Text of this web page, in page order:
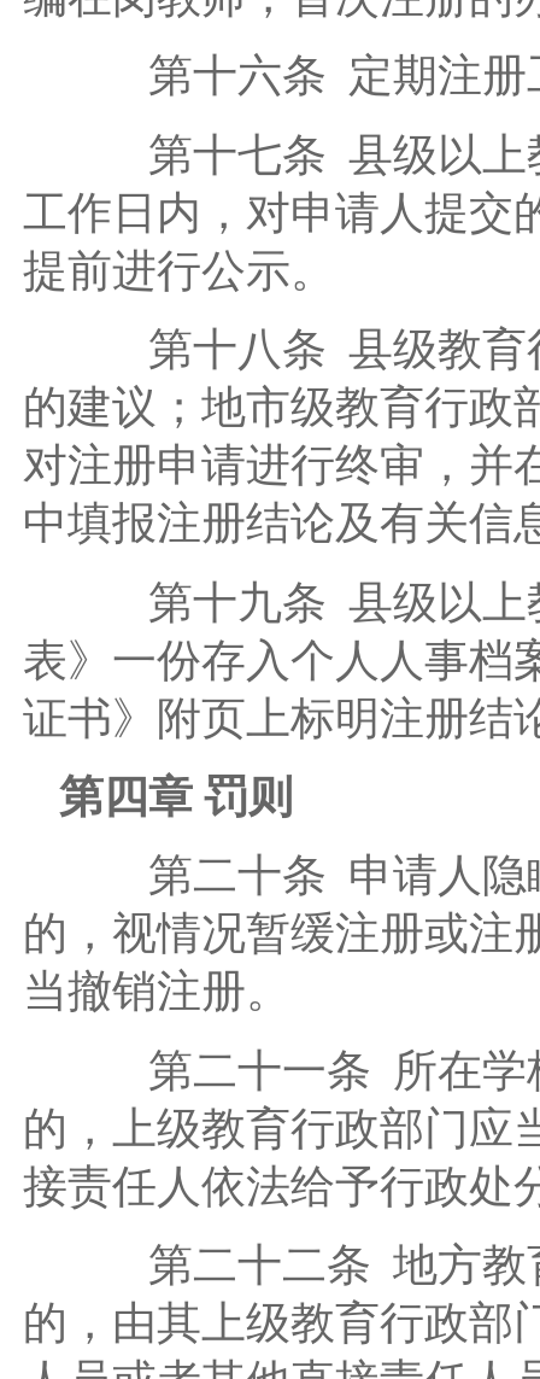
第十六条 定期注册
第十七条 县级以上
工作日内，对申请人提交
提前进行公示。
第十八条 县级教育
的建议；地市级教育行政
对注册申请进行终审，并
中填报注册结论及有关信
第十九条 县级以上
表》一份存入个人人事档
证书》附页上标明注册结
第四章 罚则
第二十条 申请人隐
的，视情况暂缓注册或注
当撤销注册。
第二十一条 所在学
的，上级教育行政部门应
接责任人依法给予行政处
第二十二条 地方教
的，由其上级教育行政部